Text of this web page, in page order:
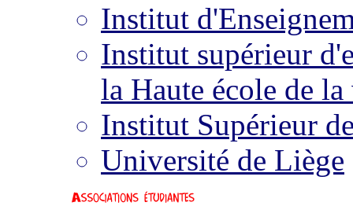
Institut
Institut supérieur
la Haute école de
Institut Supérieur
Université de Liège